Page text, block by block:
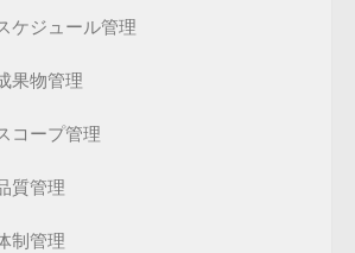
ケジュール管理
果物管理
コープ管理
質管理
制管理